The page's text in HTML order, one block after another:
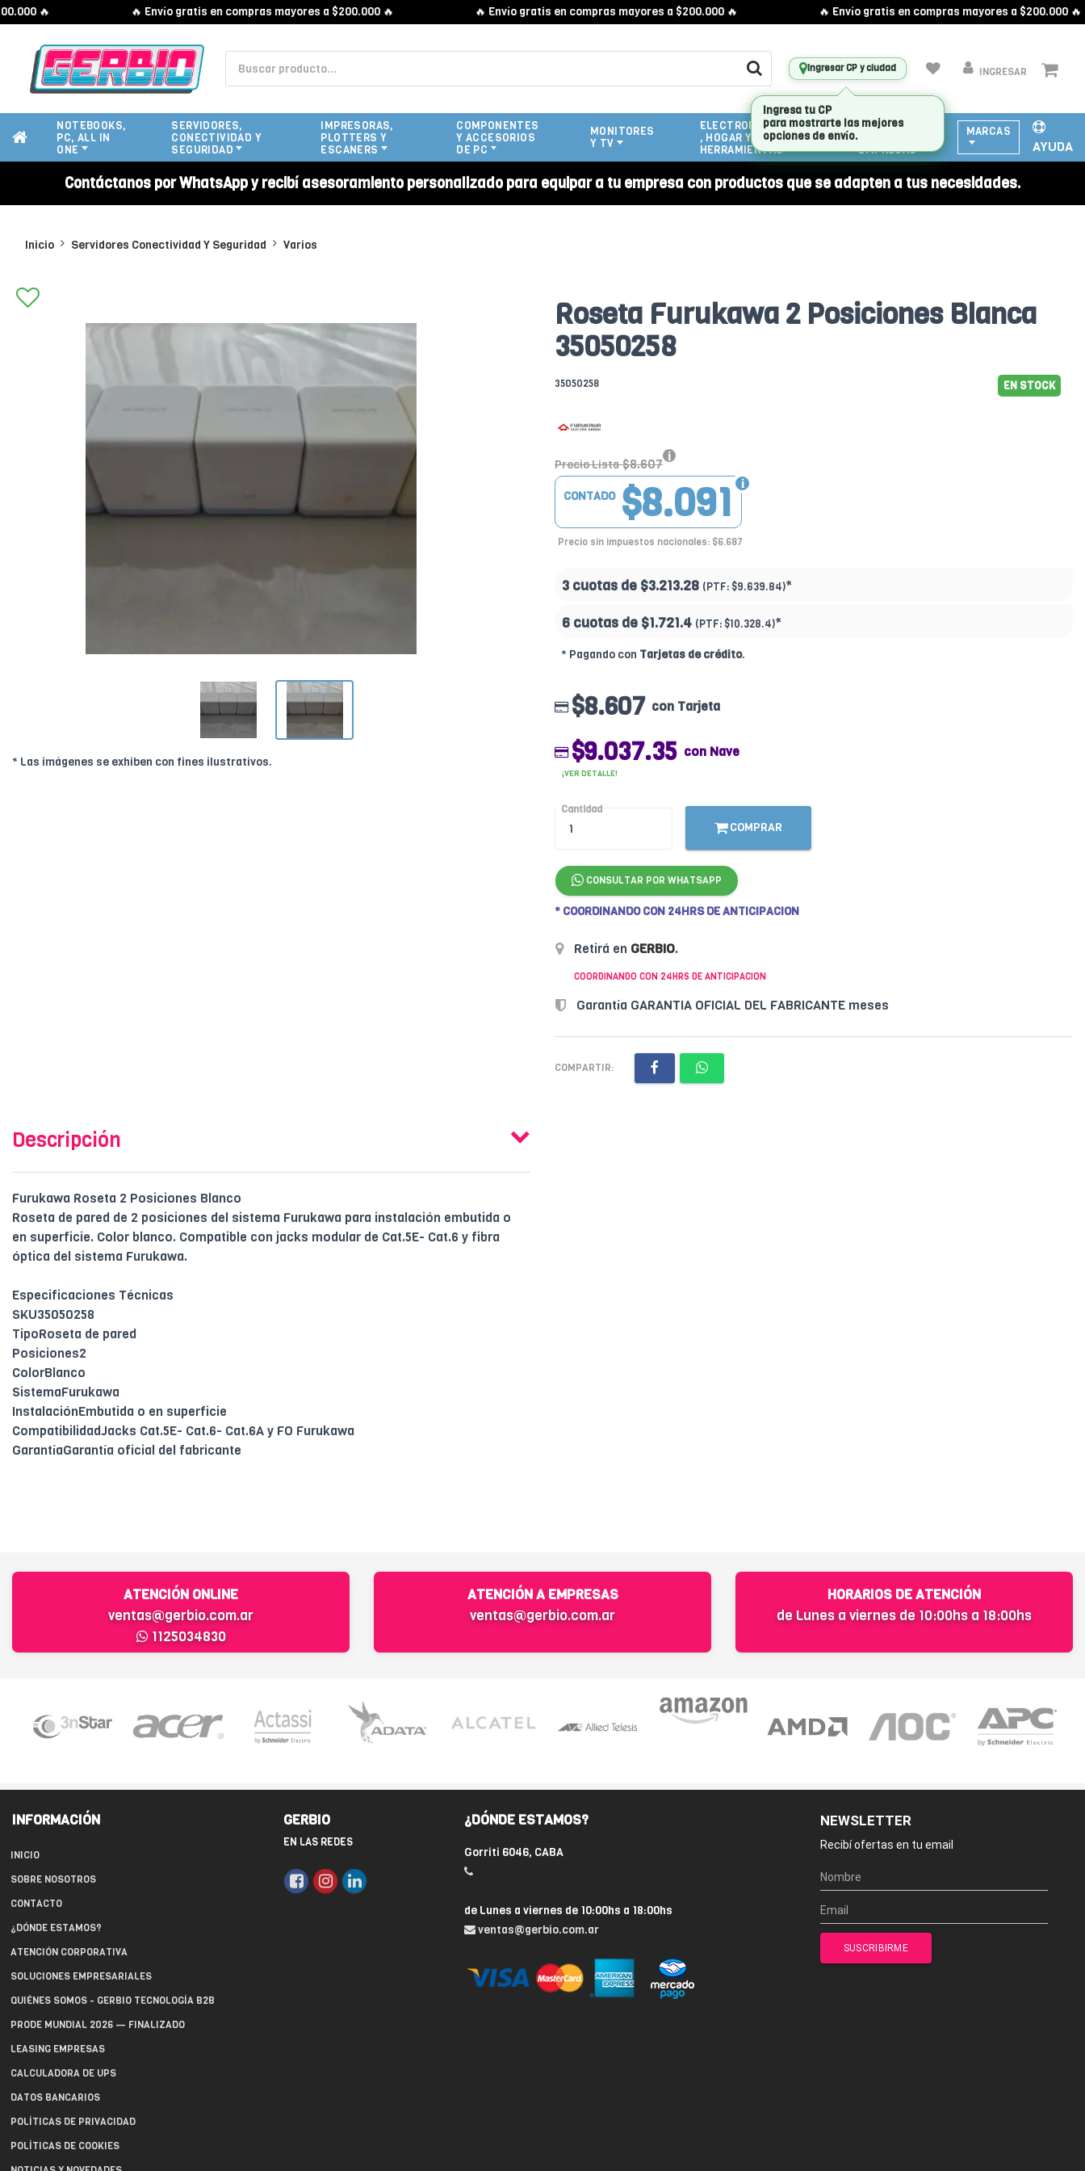
🔥 🔥 Envío gratis en compras mayores a $200.000 🔥 🔥 Envío gratis en compras mayores a $200.000 🔥 🔥 Envío gratis en compras mayores a $200.000 🔥
Ingresar CP y ciudad INGRESAR
NOTEBOOKS,
PC, ALL IN
ONE
SERVIDORES,
CONECTIVIDAD Y
SEGURIDAD
IMPRESORAS,
PLOTTERS Y
ESCANERS
COMPONENTES
Y ACCESORIOS
DE PC
MONITORES
Y TV
ELECTRODOMESTICOS
, HOGAR Y
HERRAMIENTAS
ATENCIÓN
EMPRESAS
MARCAS
AYUDA
Contáctanos por WhatsApp y recibí asesoramiento personalizado para equipar a tu empresa con productos que se adapten a tus necesidades.
Inicio Servidores Conectividad Y Seguridad Varios
* Las imágenes se exhiben con fines ilustrativos.
Roseta Furukawa 2 Posiciones Blanca
35050258
35050258 EN STOCK
Precio Lista $8.607
$8.091
CONTADO
Precio sin impuestos nacionales: $6.687
3 cuotas de $3.213.28 (PTF: $9.639.84)*
6 cuotas de $1.721.4 (PTF: $10.328.4)*
* Pagando con Tarjetas de crédito.
$8.607 con Tarjeta
$9.037.35 con Nave
¡VER DETALLE!
Cantidad
COMPRAR
CONSULTAR POR WHATSAPP
* COORDINANDO CON 24HRS DE ANTICIPACION
Retirá en GERBIO.
COORDINANDO CON 24HRS DE ANTICIPACION
Garantía GARANTIA OFICIAL DEL FABRICANTE meses
COMPARTIR:
Descripción
Furukawa Roseta 2 Posiciones Blanco
Roseta de pared de 2 posiciones del sistema Furukawa para instalación embutida o
en superficie. Color blanco. Compatible con jacks modular de Cat.5E- Cat.6 y fibra
óptica del sistema Furukawa.
Especificaciones Técnicas
SKU35050258
TipoRoseta de pared
Posiciones2
ColorBlanco
SistemaFurukawa
InstalaciónEmbutida o en superficie
CompatibilidadJacks Cat.5E- Cat.6- Cat.6A y FO Furukawa
GarantíaGarantía oficial del fabricante
ATENCIÓN ONLINE
ventas@gerbio.com.ar
1125034830
ATENCIÓN A EMPRESAS
ventas@gerbio.com.ar
HORARIOS DE ATENCIÓN
de Lunes a viernes de 10:00hs a 18:00hs
INFORMACIÓN
INICIO
SOBRE NOSOTROS
CONTACTO
¿DÓNDE ESTAMOS?
ATENCIÓN CORPORATIVA
SOLUCIONES EMPRESARIALES
QUIÉNES SOMOS - GERBIO TECNOLOGÍA B2B
PRODE MUNDIAL 2026 — FINALIZADO
LEASING EMPRESAS
CALCULADORA DE UPS
DATOS BANCARIOS
POLÍTICAS DE PRIVACIDAD
POLÍTICAS DE COOKIES
GERBIO
EN LAS REDES
¿DÓNDE ESTAMOS?
Gorriti 6046, CABA
de Lunes a viernes de 10:00hs a 18:00hs
ventas@gerbio.com.ar
NEWSLETTER
Recibí ofertas en tu email